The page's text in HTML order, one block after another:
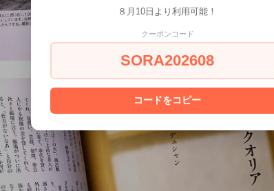
８月10日より利用可能！
クーポンコード
SORA202608
コードをコピー